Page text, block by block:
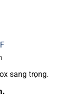
sang trọng.